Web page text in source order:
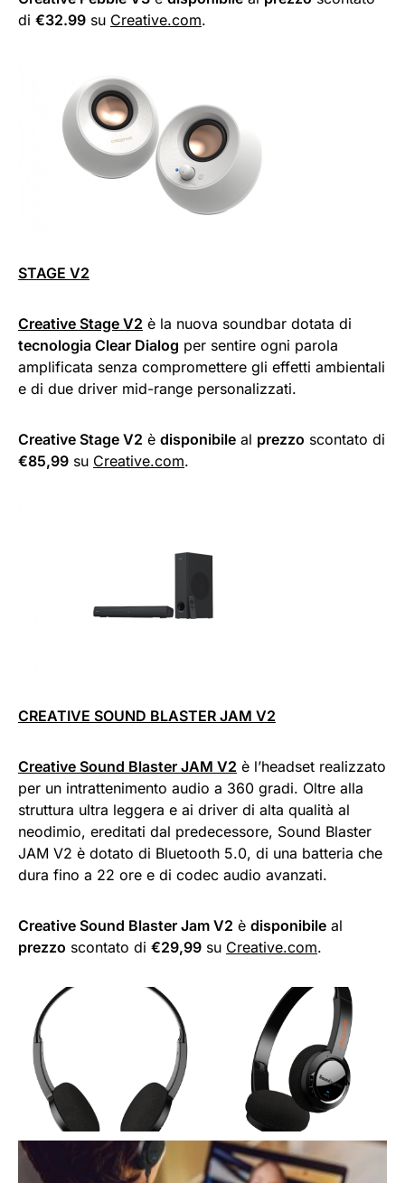
di €32.99 su Creative.com.
STAGE V2
Creative Stage V2 è la nuova soundbar dotata di
tecnologia Clear Dialog per sentire ogni parola
amplificata senza compromettere gli effetti ambientali
e di due driver mid-range personalizzati.
Creative Stage V2 è disponibile al prezzo scontato di
€85,99 su Creative.com.
CREATIVE SOUND BLASTER JAM V2
Creative Sound Blaster JAM V2 è l’headset realizzato
per un intrattenimento audio a 360 gradi. Oltre alla
struttura ultra leggera e ai driver di alta qualità al
neodimio, ereditati dal predecessore, Sound Blaster
JAM V2 è dotato di Bluetooth 5.0, di una batteria che
dura fino a 22 ore e di codec audio avanzati.
Creative Sound Blaster Jam V2 è disponibile al
prezzo scontato di €29,99 su Creative.com.